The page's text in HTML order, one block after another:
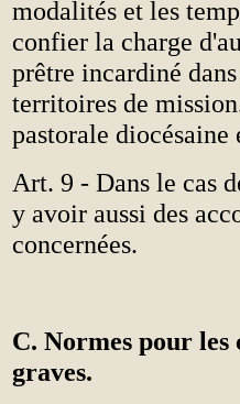
modalités et les
confier la charge
prêtre incardiné
territoires de
pastorale
Art. 9 - Dans le cas
y avoir aussi des
concernées.
C. Normes pour les
graves.